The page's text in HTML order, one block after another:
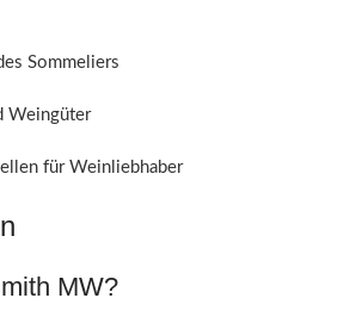
Sommeliers
Weingüter
für Weinliebhaber
MW?